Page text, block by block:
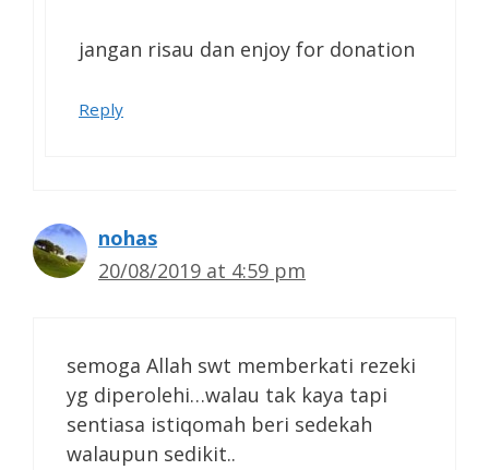
jangan risau dan enjoy for donation
Reply
nohas
20/08/2019 at 4:59 pm
semoga Allah swt memberkati rezeki
yg diperolehi…walau tak kaya tapi
sentiasa istiqomah beri sedekah
walaupun sedikit..